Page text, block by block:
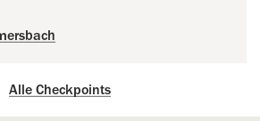
Alle Checkpoints